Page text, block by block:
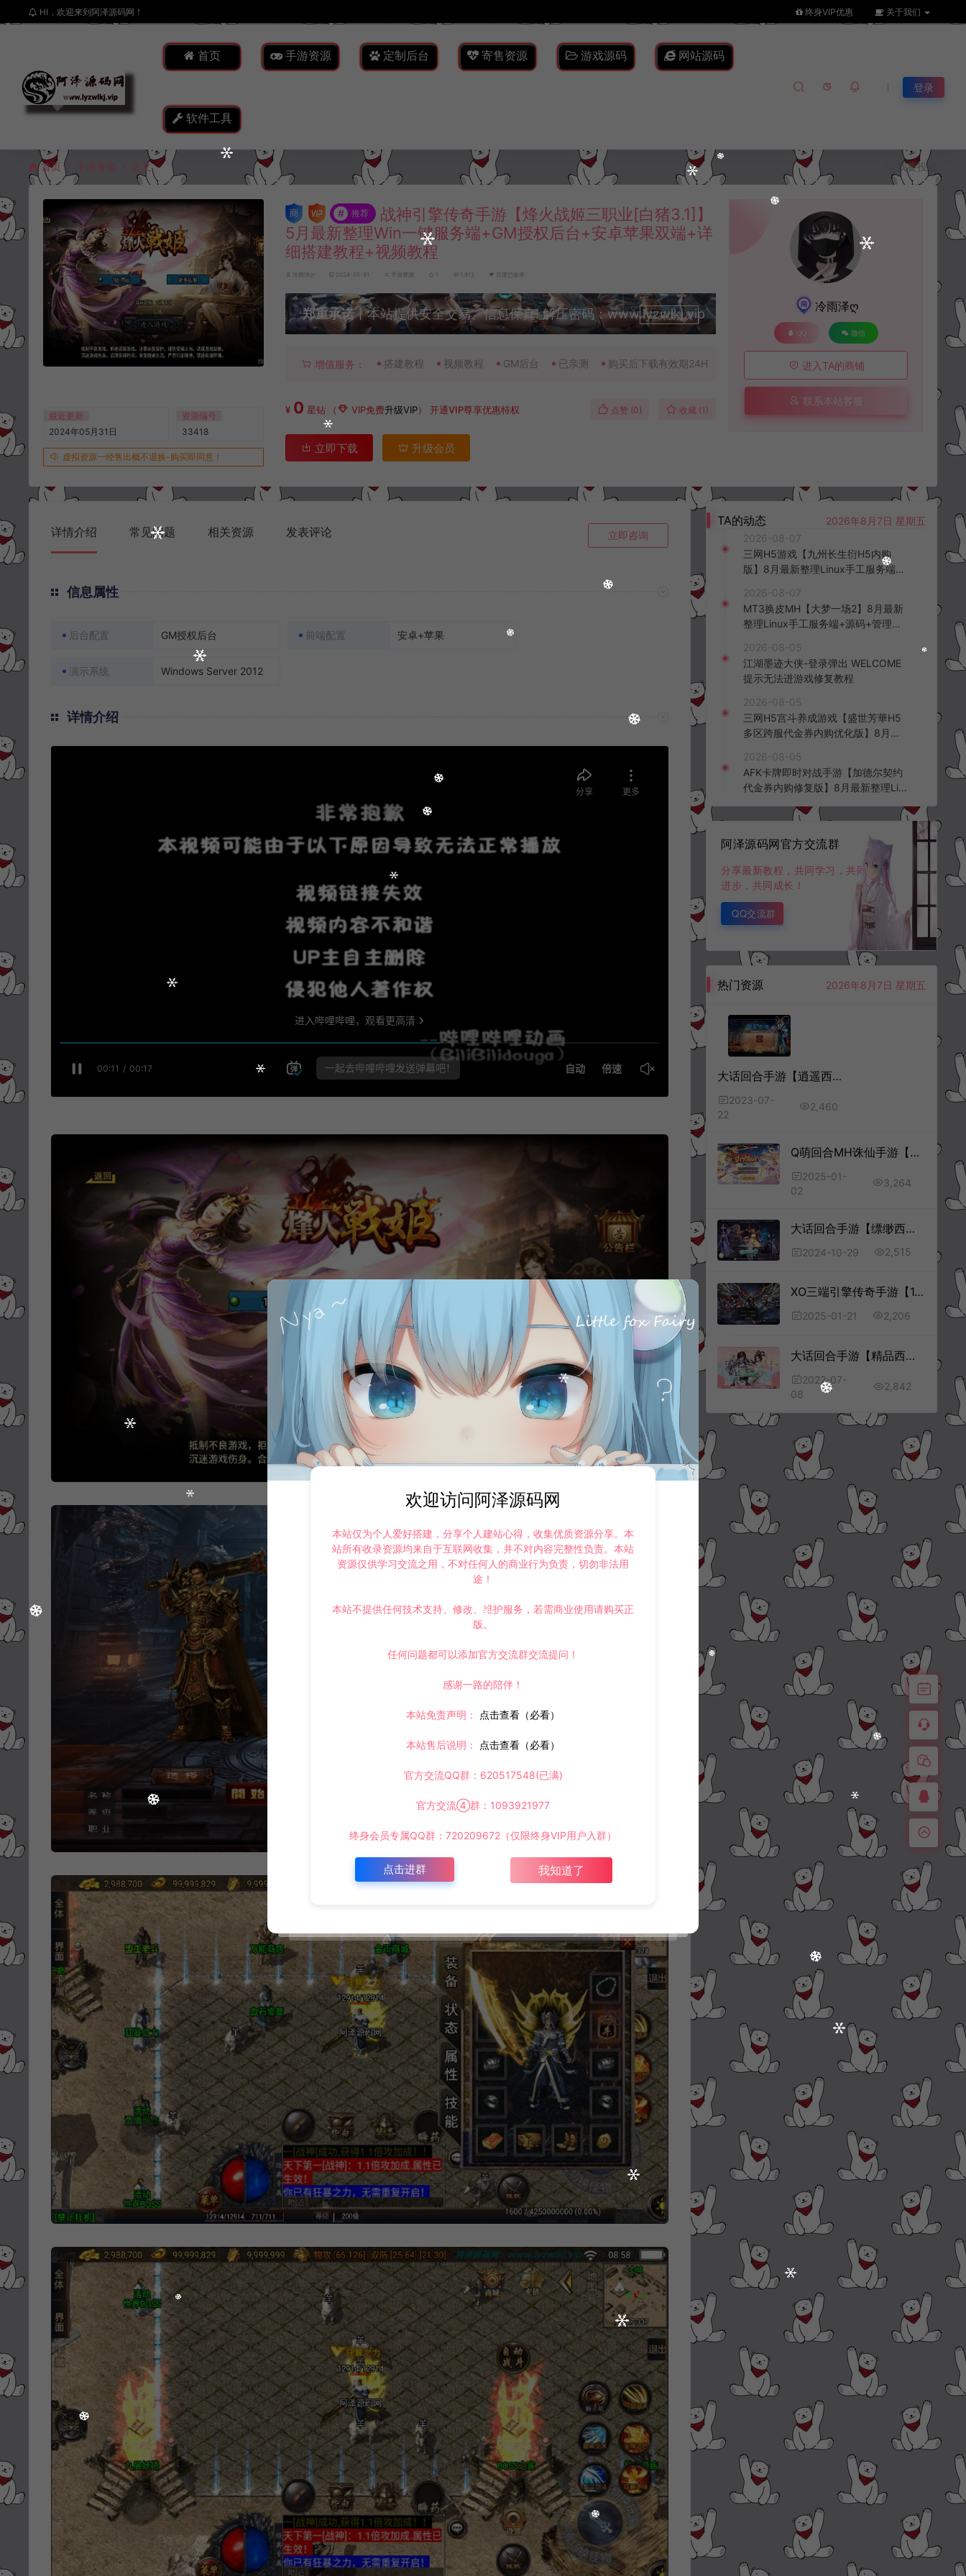
HI，欢迎来到阿泽源码网！ 终身VIP优惠 关于我们
首页 手游资源 定制后台 寄售资源 游戏源码 网站源码
软件工具
登录
首页 手游资源 正文 我要投稿
最近更新
2024年05月31日
资源编号
33418
虚拟资源一经售出概不退换-购买即同意！
# 推荐
战神引擎传奇手游【烽火战姬三职业[白猪3.1]】
5月最新整理Win一键服务端+GM授权后台+安卓苹果双端+详
细搭建教程+视频教程
冷雨泽ღ 2024-05-31 手游资源 1 1,912 百度已收录
郑重承诺丨本站提供安全交易、信息保真! 解压密码：www.lyzwlkj.vip
升级会员
增值服务： 搭建教程 视频教程 GM后台 已亲测 购买后下载有效期24H
¥ 0 星钻 （ VIP免费升级VIP）开通VIP尊享优惠特权 点赞 (0) 收藏 (1)
立即下载 升级会员
冷雨泽ღ
QQ 微信
进入TA的商铺
联系本站客服
详情介绍 常见问题 相关资源 发表评论 立即咨询
信息属性
后台配置 GM授权后台 前端配置 安卓+苹果
演示系统 Windows Server 2012
详情介绍
TA的动态
2026年8月7日 星期五
2026-08-07
三网H5游戏【九州长生衍H5内购
版】8月最新整理Linux手工服务端
客户端+详细搭建教程+视频教程
2026-08-07
MT3换皮MH【大梦一场2】8月最新
整理Linux手工服务端+源码+管理后
频教程
2026-08-05
江湖墨迹大侠-登录弹出 WELCOME
提示无法进游戏修复教程
2026-08-05
三网H5宫斗养成游戏【盛世芳華H5
多区跨服代金券内购优化版】8月最
台+全资源安卓+详细搭建教程+视频
教程
2026-08-05
AFK卡牌即时对战手游【加德尔契约
代金券内购修复版】8月最新整理Lin
K授权后台+安卓苹果双端+详细搭建
阿泽源码网官方交流群
分享最新教程，共同学习，共同
进步，共同成长！
QQ交流群
热门资源 2026年8月7日 星期五
大话回合手游【逍遥西游之繁星西游】7月最新整理Linux手工服务端+加解密工具+GM授权后台+安卓苹果双端+详细搭建教程+视频教程
2023-07-
22
2,460
Q萌回合MH诛仙手游【斩神梦诛14职业】1月最新整理Linux手工服务端+本地IP注册验证+GM后台+安卓苹果双端+详细搭建教程+视频教程
2025-01-
02
3,264
大话回合手游【缥缈西游之心法内丹八卦修复版】10月最新整理Linux手工服务端+定制后台+CDK授权后台+安卓苹果双端+详细搭建教程+视频教程
2024-10-29 2,515
XO三端引擎传奇手游【1.80邀月星王合击版】1月最新整理Win一键服务端+PC安卓苹果+详细搭建教程
2025-01-21 2,206
大话回合手游【精品西游之星阵5.9精修版】7月最新整理商业Win一键服务端+六个大区+代理后台+GM内置后台+安卓苹果双端+详细搭建教程
2022-07-
08
2,842
欢迎访问阿泽源码网
本站仅为个人爱好搭建，分享个人建站心得，收集优质资源分享。本
站所有收录资源均来自于互联网收集，并不对内容完整性负责。本站
资源仅供学习交流之用，不对任何人的商业行为负责，切勿非法用
途！
本站不提供任何技术支持、修改、维护服务，若需商业使用请购买正
版。
任何问题都可以添加官方交流群交流提问！
感谢一路的陪伴！
本站免责声明： 点击查看（必看）
本站售后说明： 点击查看（必看）
官方交流QQ群：620517548(已满)
官方交流④群：1093921977
终身会员专属QQ群：720209672（仅限终身VIP用户入群）
点击进群 我知道了